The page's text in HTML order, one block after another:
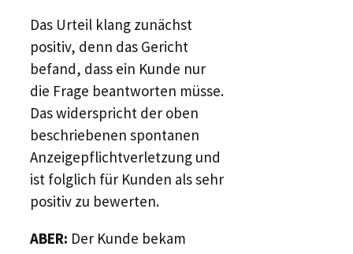
Das Urteil klang zunächst
positiv, denn das Gericht
befand, dass ein Kunde nur
die Frage beantworten müsse.
Das widerspricht der oben
beschriebenen spontanen
Anzeigepflichtverletzung und
ist folglich für Kunden als sehr
positiv zu bewerten.
ABER: Der Kunde bekam